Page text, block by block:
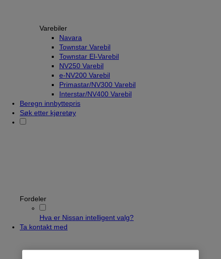
Varebiler
Navara
Townstar Varebil
Townstar El-Varebil
NV250 Varebil
e-NV200 Varebil
Primastar/NV300 Varebil
Interstar/NV400 Varebil
Beregn innbyttepris
Søk etter kjøretøy
Fordeler
Hva er Nissan intelligent valg?
Ta kontakt med